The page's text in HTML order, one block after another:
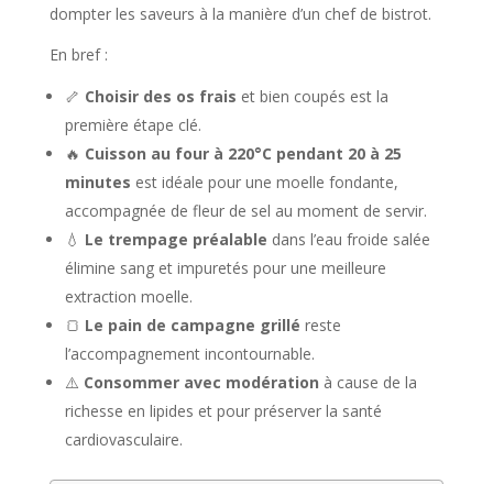
dompter les saveurs à la manière d’un chef de bistrot.
En bref :
🦴 Choisir des os frais et bien coupés est la
première étape clé.
🔥 Cuisson au four à 220°C pendant 20 à 25
minutes est idéale pour une moelle fondante,
accompagnée de fleur de sel au moment de servir.
💧 Le trempage préalable dans l’eau froide salée
élimine sang et impuretés pour une meilleure
extraction moelle.
🍞 Le pain de campagne grillé reste
l’accompagnement incontournable.
⚠️ Consommer avec modération à cause de la
richesse en lipides et pour préserver la santé
cardiovasculaire.